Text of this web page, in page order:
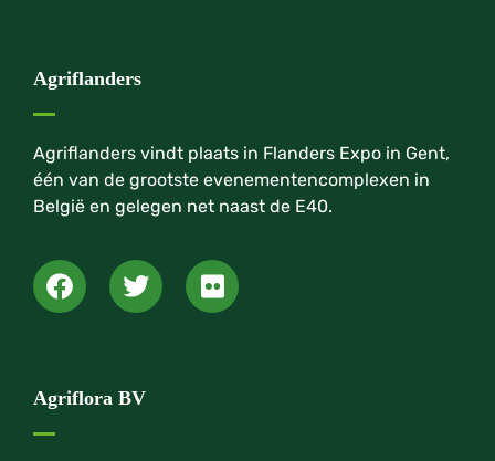
Agriflanders
Agriflanders vindt plaats in Flanders Expo in Gent,
één van de grootste evenementencomplexen in
België en gelegen net naast de E40.
Agriflora BV